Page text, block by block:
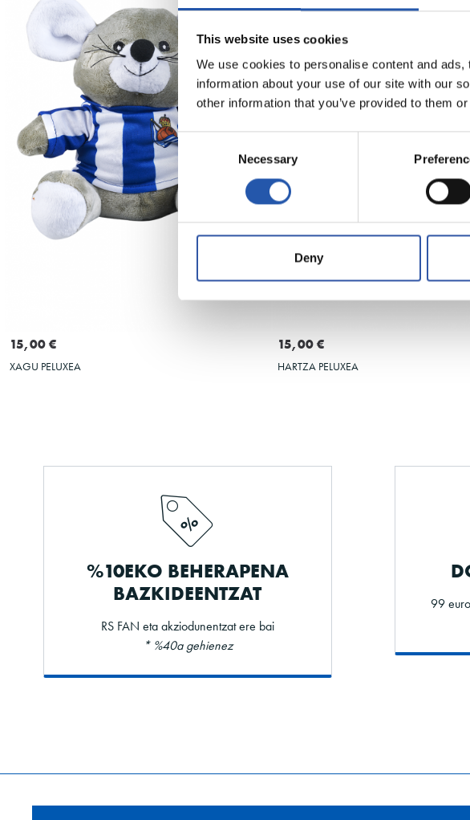
This website uses cookies
We use cookies to personalise content and
information about your use of our site with our
other information that you’ve provided to them
Consent
Selection
Necessary
Deny
15,00 €
XAGU PELUXEA
15,00 €
HARTZA PELUXEA
%10EKO BEHERAPENA
BAZKIDEENTZAT
RS FAN eta akziodunentzat ere bai
* %40a gehienez
99